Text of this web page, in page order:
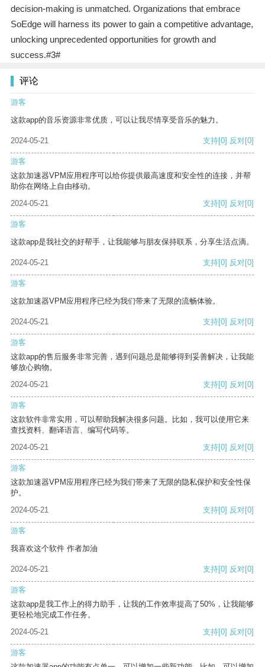
decision-making is unmatched. Organizations that embrace
SoEdge will harness its power to gain a competitive advantage,
unlocking unprecedented opportunities for growth and
success.#3#
评论
游客
这款app的音乐资源非常优质，可以让我尽情享受音乐的魅力。
2024-05-21 支持[0] 反对[0]
游客
这款加速器VPM应用程序可以给你提供最高速度和安全性的连接，并帮
助你在网络上自由移动。
2024-05-21
支持[0] 反对[0]
游客
这款app是我社交的好帮手，让我能够与朋友保持联系，分享生活点滴。
2024-05-21 支持[0] 反对[0]
游客
这款加速器VPM应用程序已经为我们带来了无限的流畅体验。
2024-05-21 支持[0] 反对[0]
游客
这款app的售后服务非常完善，遇到问题总是能够得到妥善解决，让我能
够放心购物。
2024-05-21
支持[0] 反对[0]
游客
这款软件非常实用，可以帮助我解决很多问题。比如，我可以使用它来
查找资料、翻译语言、编写代码等。
2024-05-21
支持[0] 反对[0]
游客
这款加速器VPM应用程序已经为我们带来了无限的隐私保护和安全性保
护。
2024-05-21
支持[0] 反对[0]
游客
我喜欢这个软件 作者加油
2024-05-21 支持[0] 反对[0]
游客
这款app是我工作上的得力助手，让我的工作效率提高了50%，让我能够
更轻松地完成工作任务。
2024-05-21
支持[0] 反对[0]
游客